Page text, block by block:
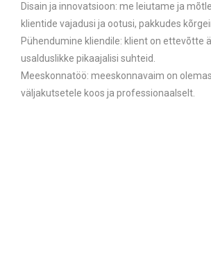
Disain ja innovatsioon: me leiutame ja
klientide vajadusi ja ootusi, pakkudes
Pühendumine kliendile: klient on ettevõtte
usalduslikke pikaajalisi suhteid.
Meeskonnatöö: meeskonnavaim on
väljakutsetele koos ja professionaalselt.